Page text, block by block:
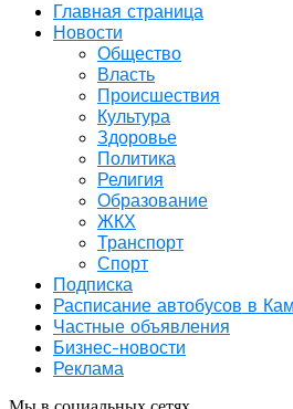
Главная страница
Новости
Общество
Власть
Происшествия
Культура
Здоровье
Политика
Религия
Образование
ЖКХ
Транспорт
Спорт
Подписка
Расписание автобусов в
Частные объявления
Бизнес-новости
Реклама